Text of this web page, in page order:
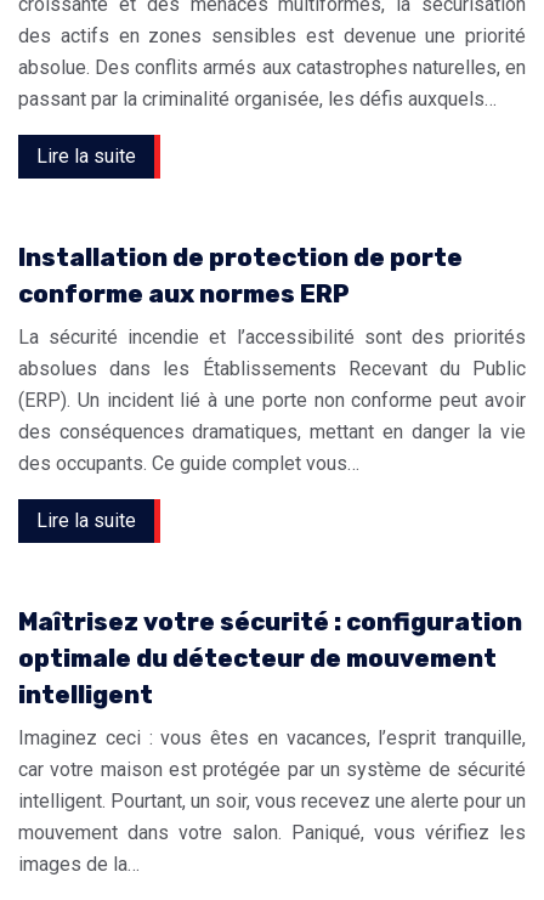
des actifs en zones sensibles est devenue une priorité
absolue. Des conflits armés aux catastrophes naturelles, en
passant par la criminalité organisée, les défis auxquels…
Lire la suite
Installation de protection de porte
conforme aux normes ERP
La sécurité incendie et l’accessibilité sont des priorités
absolues dans les Établissements Recevant du Public
(ERP). Un incident lié à une porte non conforme peut avoir
des conséquences dramatiques, mettant en danger la vie
des occupants. Ce guide complet vous…
Lire la suite
Maîtrisez votre sécurité : configuration
optimale du détecteur de mouvement
intelligent
Imaginez ceci : vous êtes en vacances, l’esprit tranquille,
car votre maison est protégée par un système de sécurité
intelligent. Pourtant, un soir, vous recevez une alerte pour un
mouvement dans votre salon. Paniqué, vous vérifiez les
images de la…